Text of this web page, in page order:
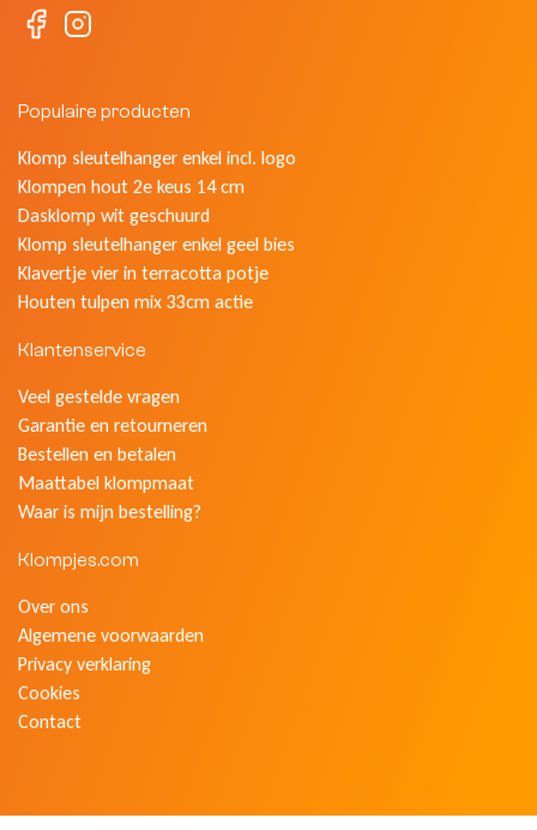
Populaire producten
Klomp sleutelhanger enkel incl. logo
Klompen hout 2e keus 14 cm
Dasklomp wit geschuurd
Klomp sleutelhanger enkel geel bies
Klavertje vier in terracotta potje
Houten tulpen mix 33cm actie
Klantenservice
Veel gestelde vragen
Garantie en retourneren
Bestellen en betalen
Maattabel klompmaat
Waar is mijn bestelling?
Klompjes.com
Over ons
Algemene voorwaarden
Privacy verklaring
Cookies
Contact